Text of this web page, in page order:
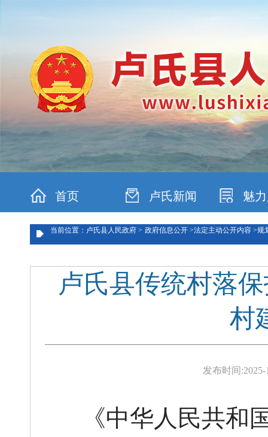
首页 卢氏新闻 魅
当前位置：卢氏县人民政府 > 政府信息公开 >法定主动公开内容 >规
卢氏县传统村落
村
发布时间:2025-
《中华人民共和